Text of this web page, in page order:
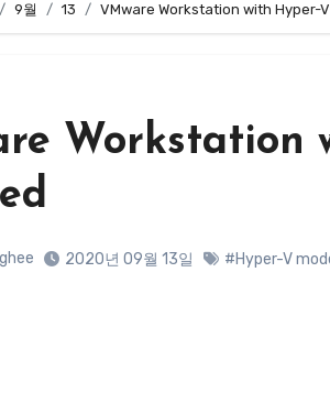
9월 13 VMware Workstation with Hyper-
Workstation
2020년 09월 13일 #Hyper-V